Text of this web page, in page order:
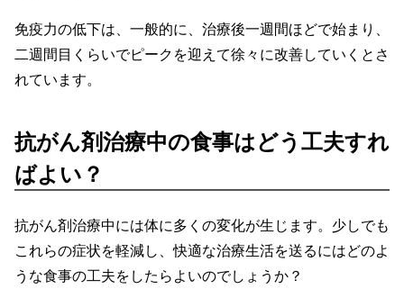
免疫力の低下は、一般的に、治療後一週間ほどで始まり、
二週間目くらいでピークを迎えて徐々に改善していくとさ
れています。
抗がん剤治療中の食事はどう工夫すれ
ばよい？
抗がん剤治療中には体に多くの変化が生じます。少しでも
これらの症状を軽減し、快適な治療生活を送るにはどのよ
うな食事の工夫をしたらよいのでしょうか？